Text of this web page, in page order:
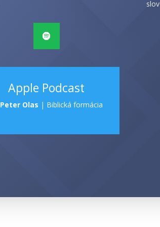
Apple Podcast
Peter Olas | Biblická formácia